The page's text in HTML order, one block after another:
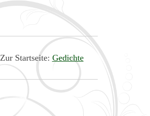
Zur Startseite: Gedichte